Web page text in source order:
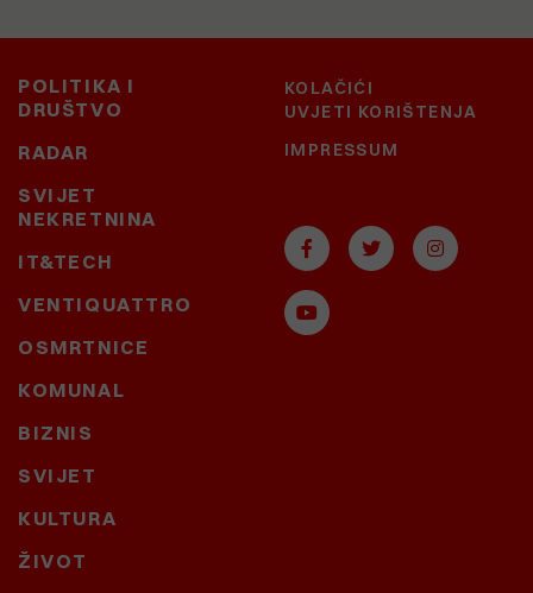
POLITIKA I
DRUŠTVO
RADAR
SVIJET
NEKRETNINA
IT&TECH
VENTIQUATTRO
OSMRTNICE
KOMUNAL
BIZNIS
SVIJET
KULTURA
ŽIVOT
KOLAČIĆI
UVJETI KORIŠTENJA
IMPRESSUM